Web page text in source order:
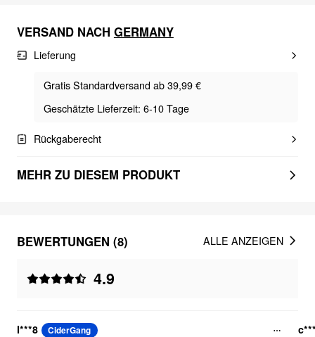
VERSAND NACH GERMANY
Lieferung
Gratis Standardversand ab 39,99 €
Geschätzte Lieferzeit: 6-10 Tage
Rückgaberecht
MEHR ZU DIESEM PRODUKT
BEWERTUNGEN (8)
4.9
ALLE ANZEIGEN
l***8 CiderGang